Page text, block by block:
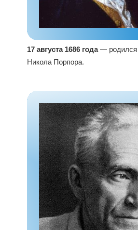
17 августа 1686 года— родился
Никола Порпора.